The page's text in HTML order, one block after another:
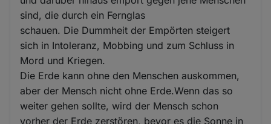
sind, die durch ein Fernglas
schauen. Die Dummheit der Empörten steigert
sich in Intoleranz, Mobbing und zum Schluss in
Mord und Kriegen.
Die Erde kann ohne den Menschen auskommen,
aber der Mensch nicht ohne Erde.Wenn das so
weiter gehen sollte, wird der Mensch schon
vorher der Erde zerstören, bevor es die Sonne in